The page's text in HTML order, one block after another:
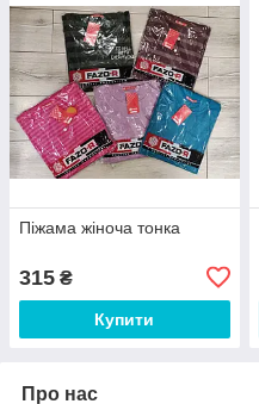
Піжама жіноча тонка
315 ₴
Купити
Про нас